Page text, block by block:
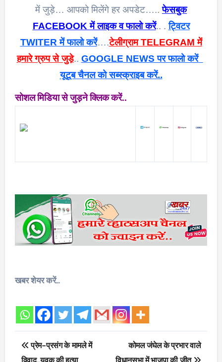
में जुड़े… आपको मिलेंगे हर अपडेट…..फेसबुक
FACEBOOK में लाइक व फालो करें.. .ट्विटर
TWITER में फालो करें….टेलीग्राम TELEGRAM में
हमारे ग्रुप से जुड़े.. GOOGLE NEWS पर फालो करें
यूटूब चैनल को सब्स्क्राइब करें..
सोशल मिडिया से जुड़ने क्लिक करें..
खबर शेयर करें..
Post
प्रेम-प्रसंग के मामले में
कोमल जंघेल के प्रभार वाले